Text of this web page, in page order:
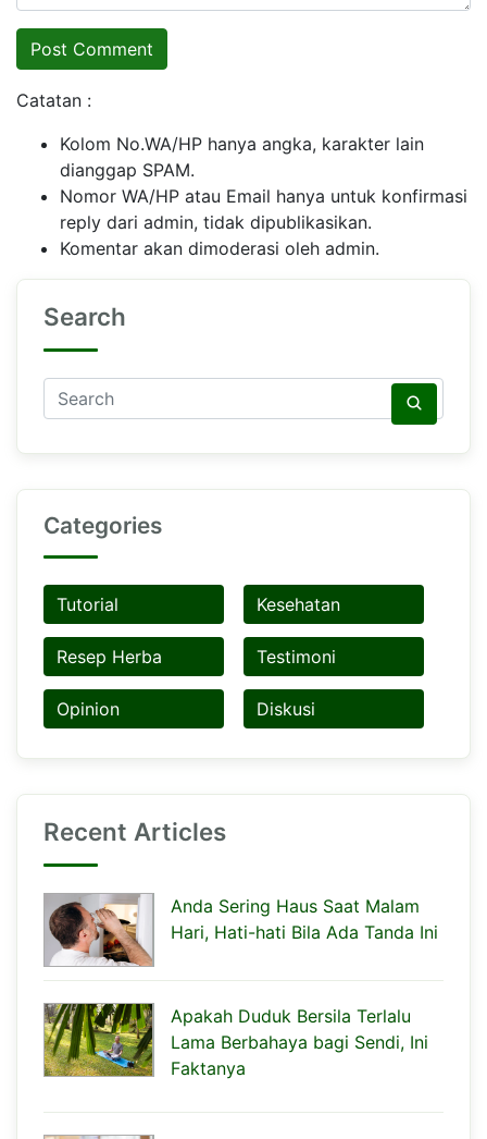
Catatan :
Kolom No.WA/HP hanya angka, karakter lain
dianggap SPAM.
Nomor WA/HP atau Email hanya untuk konfirmasi
reply dari admin, tidak dipublikasikan.
Komentar akan dimoderasi oleh admin.
Search
Categories
Tutorial Kesehatan
Resep Herba Testimoni
Opinion Diskusi
Recent Articles
Anda Sering Haus Saat Malam
Hari, Hati-hati Bila Ada Tanda Ini
Apakah Duduk Bersila Terlalu
Lama Berbahaya bagi Sendi, Ini
Faktanya